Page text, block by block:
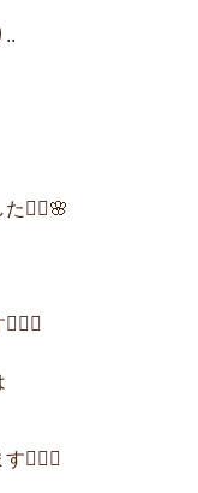
..
🙆‍♀️🌸
🙇‍♀️✨